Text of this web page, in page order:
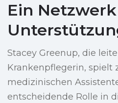
Ein
Stacey Greenup, die
Krankenpflegerin, spielt
medizinischen
entscheidende Rolle in